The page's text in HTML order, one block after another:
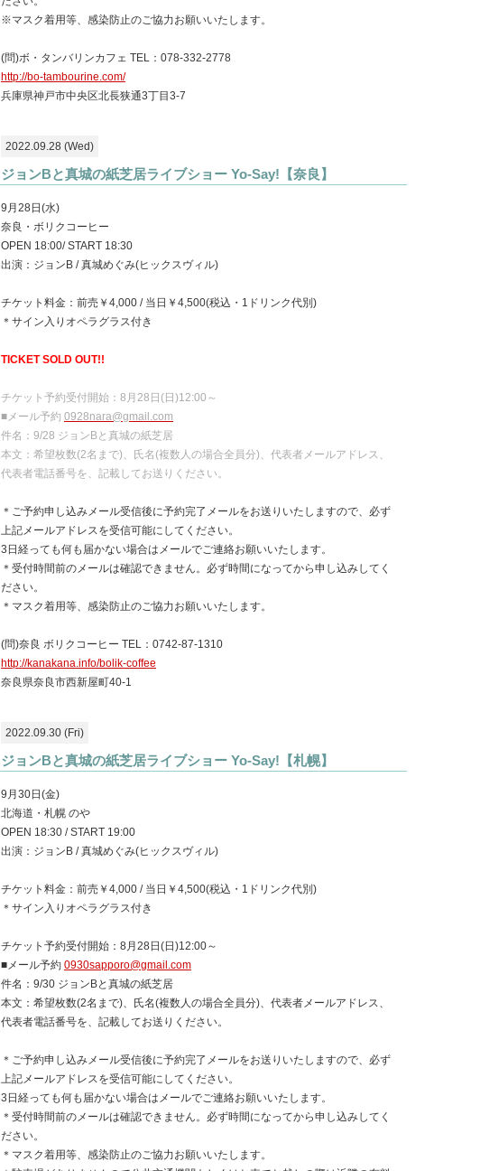
※マスク着用等、感染防止のご協力お願いいたします。
(問)ボ・タンバリンカフェ TEL：078-332-2778
http://bo-tambourine.com/
兵庫県神戸市中央区北長狭通3丁目3-7
2022.09.28 (Wed)
ジョンBと真城の紙芝居ライブショー Yo-Say!【奈良】
9月28日(水)
奈良・ボリクコーヒー
OPEN 18:00/ START 18:30
出演：ジョンB / 真城めぐみ(ヒックスヴィル)
チケット料金：前売￥4,000 / 当日￥4,500(税込・1ドリンク代別)
＊サイン入りオペラグラス付き
TICKET SOLD OUT!!
チケット予約受付開始：8月28日(日)12:00～
■メール予約 0928nara@gmail.com
件名：9/28 ジョンBと真城の紙芝居
本文：希望枚数(2名まで)、氏名(複数人の場合全員分)、代表者メールアドレス、
代表者電話番号を、記載してお送りください。
＊ご予約申し込みメール受信後に予約完了メールをお送りいたしますので、必ず
上記メールアドレスを受信可能にしてください。
3日経っても何も届かない場合はメールでご連絡お願いいたします。
＊受付時間前のメールは確認できません。必ず時間になってから申し込みしてく
ださい。
＊マスク着用等、感染防止のご協力お願いいたします。
(問)奈良 ボリクコーヒー TEL：0742-87-1310
http://kanakana.info/bolik-coffee
奈良県奈良市西新屋町40-1
2022.09.30 (Fri)
ジョンBと真城の紙芝居ライブショー Yo-Say!【札幌】
9月30日(金)
北海道・札幌 のや
OPEN 18:30 / START 19:00
出演：ジョンB / 真城めぐみ(ヒックスヴィル)
チケット料金：前売￥4,000 / 当日￥4,500(税込・1ドリンク代別)
＊サイン入りオペラグラス付き
チケット予約受付開始：8月28日(日)12:00～
■メール予約 0930sapporo@gmail.com
件名：9/30 ジョンBと真城の紙芝居
本文：希望枚数(2名まで)、氏名(複数人の場合全員分)、代表者メールアドレス、
代表者電話番号を、記載してお送りください。
＊ご予約申し込みメール受信後に予約完了メールをお送りいたしますので、必ず
上記メールアドレスを受信可能にしてください。
3日経っても何も届かない場合はメールでご連絡お願いいたします。
＊受付時間前のメールは確認できません。必ず時間になってから申し込みしてく
ださい。
＊マスク着用等、感染防止のご協力お願いいたします。